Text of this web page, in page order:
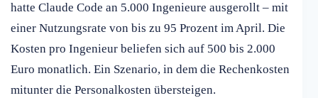
hatte Claude Code an 5.000 Ingenieure ausgerollt – mit
einer Nutzungsrate von bis zu 95 Prozent im April. Die
Kosten pro Ingenieur beliefen sich auf 500 bis 2.000
Euro monatlich. Ein Szenario, in dem die Rechenkosten
mitunter die Personalkosten übersteigen.